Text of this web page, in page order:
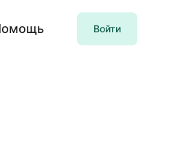
Войти